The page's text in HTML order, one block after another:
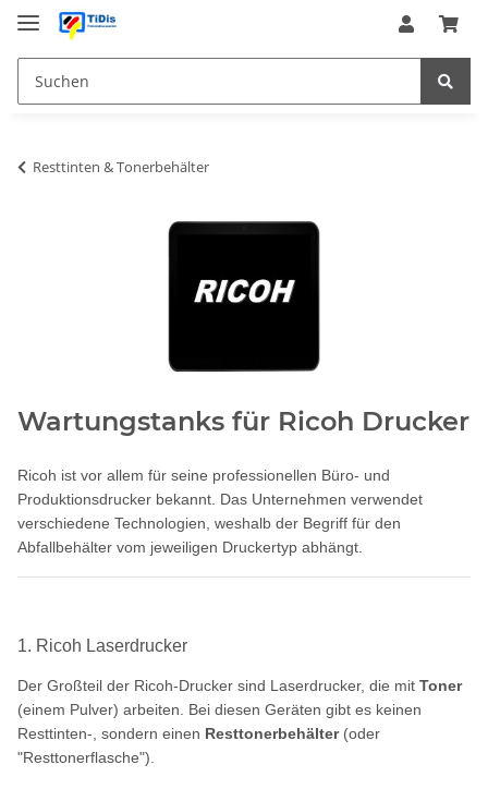
Resttinten & Tonerbehälter
Wartungstanks für Ricoh Drucker
Ricoh ist vor allem für seine professionellen Büro- und
Produktionsdrucker bekannt. Das Unternehmen verwendet
verschiedene Technologien, weshalb der Begriff für den
Abfallbehälter vom jeweiligen Druckertyp abhängt.
1. Ricoh Laserdrucker
Der Großteil der Ricoh-Drucker sind Laserdrucker, die mit Toner
(einem Pulver) arbeiten. Bei diesen Geräten gibt es keinen
Resttinten-, sondern einen Resttonerbehälter(oder
"Resttonerflasche").